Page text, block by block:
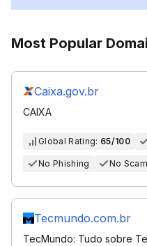
Most Popular
Caixa.gov.br
CAIXA
Global Rating: 65/100
No Phishing No Scam
Tecmundo.com.br
TecMundo: Tudo sobre